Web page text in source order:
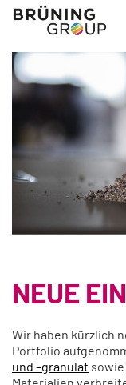
NEUE
Wir haben kürzlich
Portfolio
und –granulat sowie
Materialien